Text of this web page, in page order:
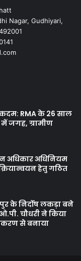
Nagar, Gudhiyari,
कदम: RMA के 26 साल
जगह, ग्रामीण
अधिकार अधिनियम
हेतु गठित
के निर्दोष लकड़ा बने
चौधरी ने किया
से बनाया